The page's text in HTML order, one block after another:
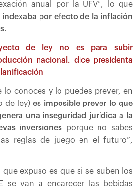
anual por la UFV”, lo que
indexaba por efecto de la inflación
.
de ley no es para subir
nacional, dice presidenta
lo conoces y lo puedes prever, en
de ley)es imposible prever lo que
una inseguridad jurídica a la
inversiones porque no sabes
reglas de juego en el futuro”,
expuso es que si se suben los
se van a encarecer las bebidas